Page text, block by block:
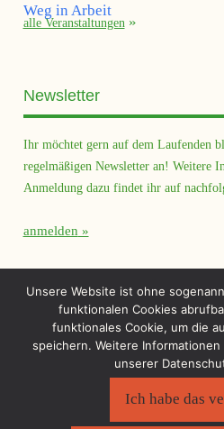
alle Veranstaltungen
Newsletter
Ihr möchtet gern auf dem Laufenden
regelmäßigen Newsletter an! Weitere
Anmeldung dazu findet ihr auf
anmelden
Unsere Website ist ohne
funktionalen Cookies
funktionales Cookie, um die
speichern. Weitere
unserer
Ich habe das